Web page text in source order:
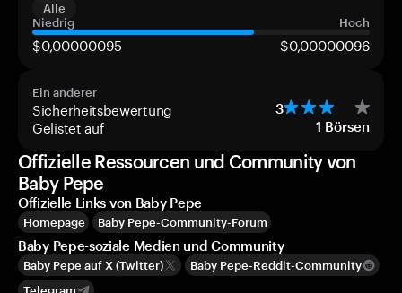
Alle
Niedrig
Hoch
$0,00000095 $0,00000096
Ein anderer
Sicherheitsbewertung 3
Gelistet auf 1 Börsen
Offizielle Ressourcen und Community von
Baby Pepe
Offizielle Links von Baby Pepe
Homepage Baby Pepe-Community-Forum
Baby Pepe-soziale Medien und Community
Baby Pepe auf X (Twitter)
Baby Pepe-Reddit-Community